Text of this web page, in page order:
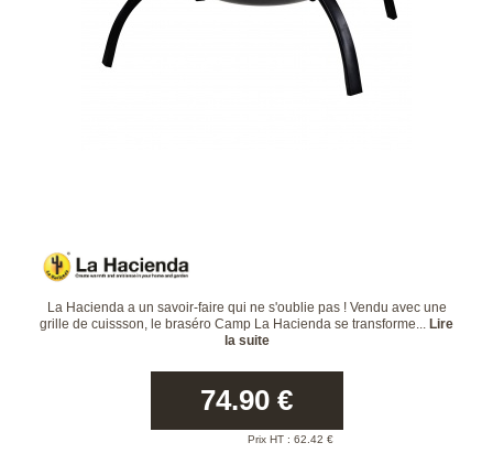
La Hacienda a un savoir-faire qui ne s'oublie pas ! Vendu avec une
grille de cuissson, le braséro Camp La Hacienda se transforme... Lire
la suite
74.90 €
Prix HT : 62.42 €